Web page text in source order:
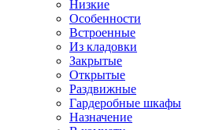
Низкие
Особенности
Встроенные
Из кладовки
Закрытые
Открытые
Раздвижные
Гардеробные шкафы
Назначение